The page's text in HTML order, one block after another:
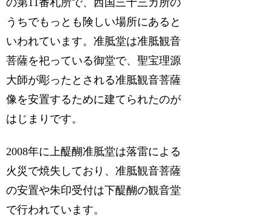
うちでもっとも険しい場所にあると
いわれています。准胝堂は准胝観音
菩薩を祀っている御堂で、聖宝理源
大師が彫ったとされる准胝観音菩薩
像を安置するために建てられたのが
はじまりです。
2008年に上醍醐准胝堂は落雷による
火災で焼失しており、准胝観音菩薩
の安置や朱印受付は下醍醐の観音堂
で行われています。